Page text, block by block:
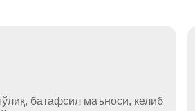
батафсил маъноси, келиб